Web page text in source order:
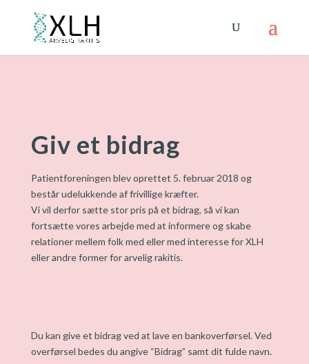
Giv et bidrag
Patientforeningen blev oprettet 5. februar 2018 og
består udelukkende af frivillige kræfter.
Vi vil derfor sætte stor pris på et bidrag, så vi kan
fortsætte vores arbejde med at informere og skabe
relationer mellem folk med eller med interesse for XLH
eller andre former for arvelig rakitis.
Du kan give et bidrag ved at lave en bankoverførsel. Ved
overførsel bedes du angive “Bidrag” samt dit fulde navn.